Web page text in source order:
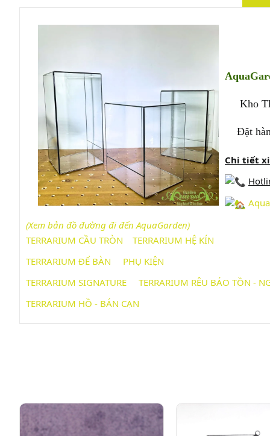
Kho
Đặt
Chi tiết
(Xem bản đồ đường đi đến AquaGarden)
TERRARIUM CẦU TRÒN
TERRARIUM HỆ KÍN
TERRARIUM ĐỂ BÀN
PHỤ KIỆN
TERRARIUM SIGNATURE
TERRARIUM RÊU BÁO TỒN -
TERRARIUM HỒ - BÁN CẠN